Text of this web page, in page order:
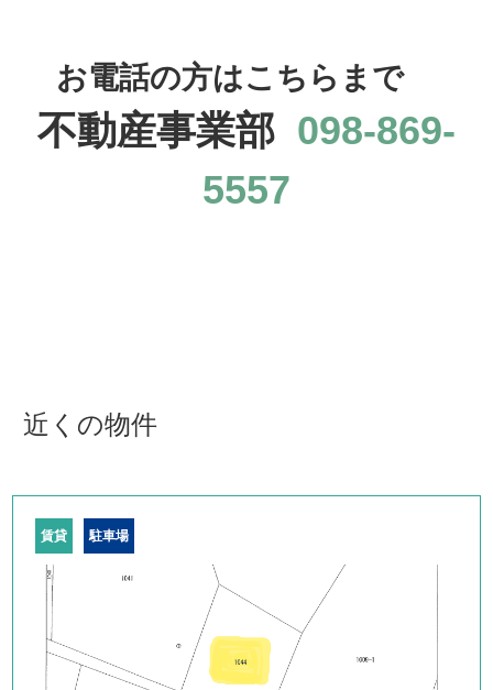
お電話の方はこちらまで
不動産事業部 098-869-
5557
近くの物件
賃貸 駐車場